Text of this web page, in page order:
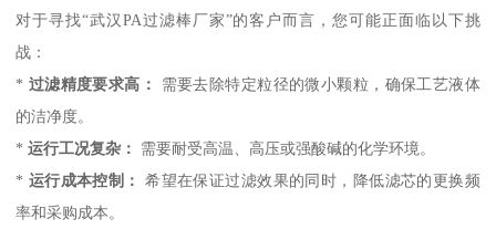
对于寻找“武汉PA过滤棒厂家”的客户而言，您可能正面临以下挑
战：
* 过滤精度要求高：
需要去除特定粒径的微小颗粒，确保工艺液体
的洁净度。
*运行工况复杂：
需要耐受高温、高压或强酸碱的化学环境。
* 运行成本控制：
希望在保证过滤效果的同时，降低滤芯的更换频
率和采购成本。